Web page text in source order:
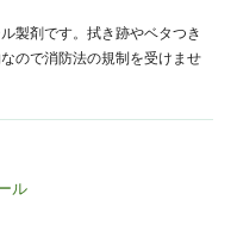
製剤です。拭き跡やベタつき
ので消防法の規制を受けませ
ル